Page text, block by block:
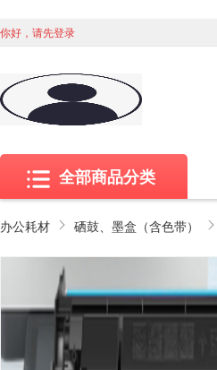
你好，请先登录
全部商品分类
办公耗材 硒鼓、墨盒（含色带）